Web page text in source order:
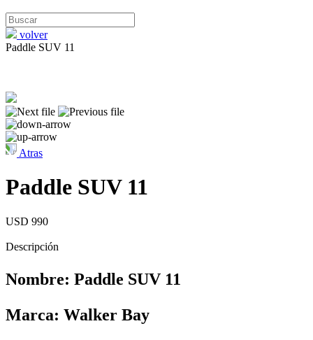
volver
Paddle SUV 11
Atras
Paddle SUV 11
USD 990
Descripción
Nombre: Paddle SUV 11
Marca: Walker Bay